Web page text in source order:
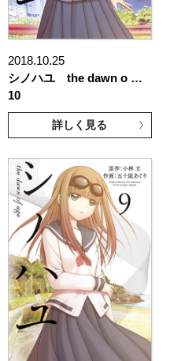
2018.10.25
シノハユ the dawn o …
10
詳しく見る